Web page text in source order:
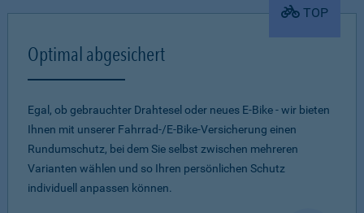
TOP
Optimal abgesichert
Egal, ob gebrauchter Drahtesel oder neues E-Bike - wir bieten
Ihnen mit unserer Fahrrad-/E-Bike-Versicherung einen
Rundumschutz, bei dem Sie selbst zwischen mehreren
Varianten wählen und so Ihren persönlichen Schutz
individuell anpassen können.